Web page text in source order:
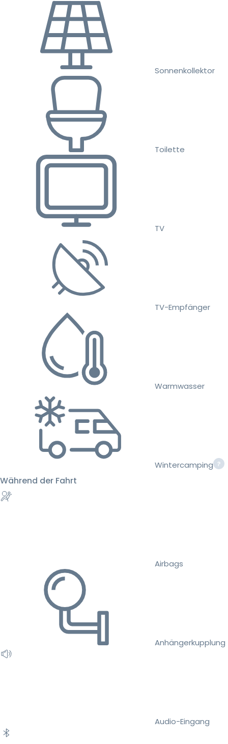
Sonnenkollektor
Toilette
TV
TV-Empfänger
Warmwasser
Wintercamping
Während der Fahrt
Airbags
Anhängerkupplung
Audio-Eingang